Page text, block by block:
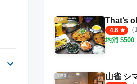
That’s
4.6 （
均消 $500